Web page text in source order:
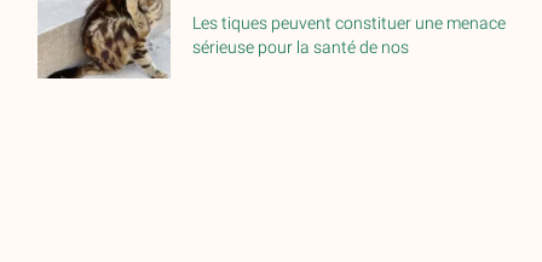
Les tiques peuvent constituer une menace
sérieuse pour la santé de nos